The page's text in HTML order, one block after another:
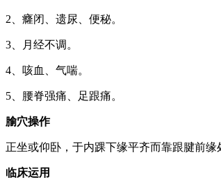
2、癃闭、遗尿、便秘。
3、月经不调。
4、咳血、气喘。
5、腰脊强痛、足跟痛。
腧穴操作
正坐或仰卧，于内踝下缘平齐而靠跟腱前缘
临床运用